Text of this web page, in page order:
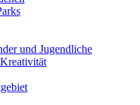
und Jugendliche